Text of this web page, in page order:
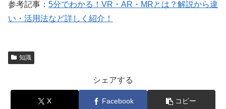
参考記事： 5分でわかる！VR・AR・MRとは？解説から違
い・活用法など詳しく紹介！
知識
シェアする
X Facebook コピー